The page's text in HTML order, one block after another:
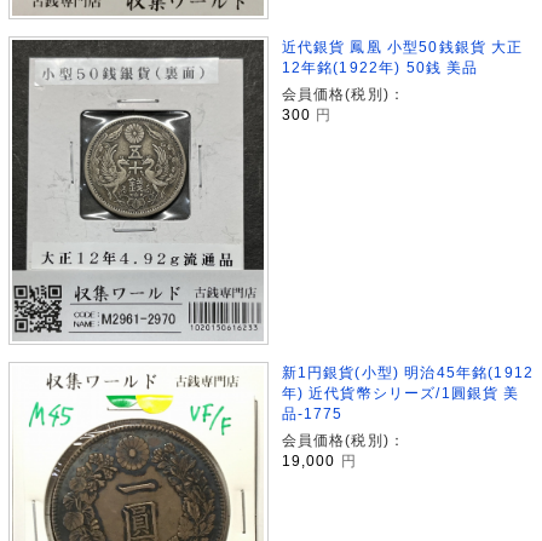
近代銀貨 鳳凰 小型50銭銀貨 大正
12年銘(1922年) 50銭 美品
会員価格(税別)：
300 円
新1円銀貨(小型) 明治45年銘(1912
年) 近代貨幣シリーズ/1圓銀貨 美
品-1775
会員価格(税別)：
19,000
円